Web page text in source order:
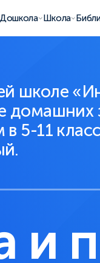
Дошкола Школа
школе
5-11
и